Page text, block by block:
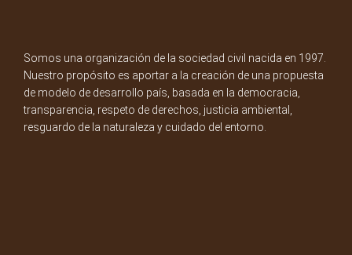
Somos una organización de la sociedad civil nacida en 1997.
Nuestro propósito es aportar a la creación de una propuesta
de modelo de desarrollo país, basada en la democracia,
transparencia, respeto de derechos, justicia ambiental,
resguardo de la naturaleza y cuidado del entorno.